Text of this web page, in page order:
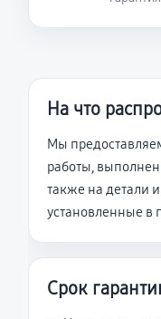
На что
Мы
работы,
также на детали
установленные в
Срок